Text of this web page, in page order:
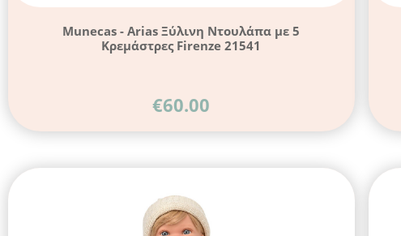
Munecas - Arias Ξύλινη Ντουλάπα με 5
Κρεμάστρες Firenze 21541
€60.00